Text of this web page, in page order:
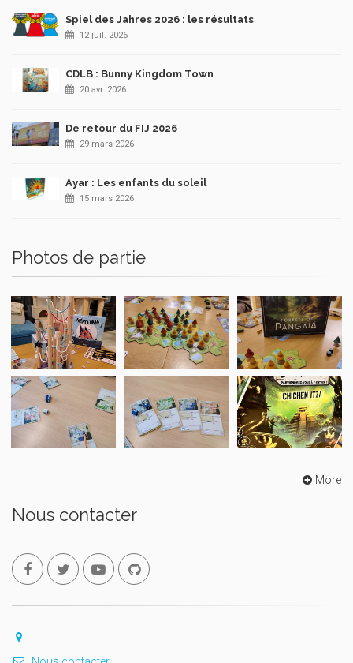
Spiel des Jahres 2026 : les résultats
12 juil. 2026
CDLB : Bunny Kingdom Town
20 avr. 2026
De retour du FIJ 2026
29 mars 2026
Ayar : Les enfants du soleil
15 mars 2026
Photos de partie
More
Nous contacter